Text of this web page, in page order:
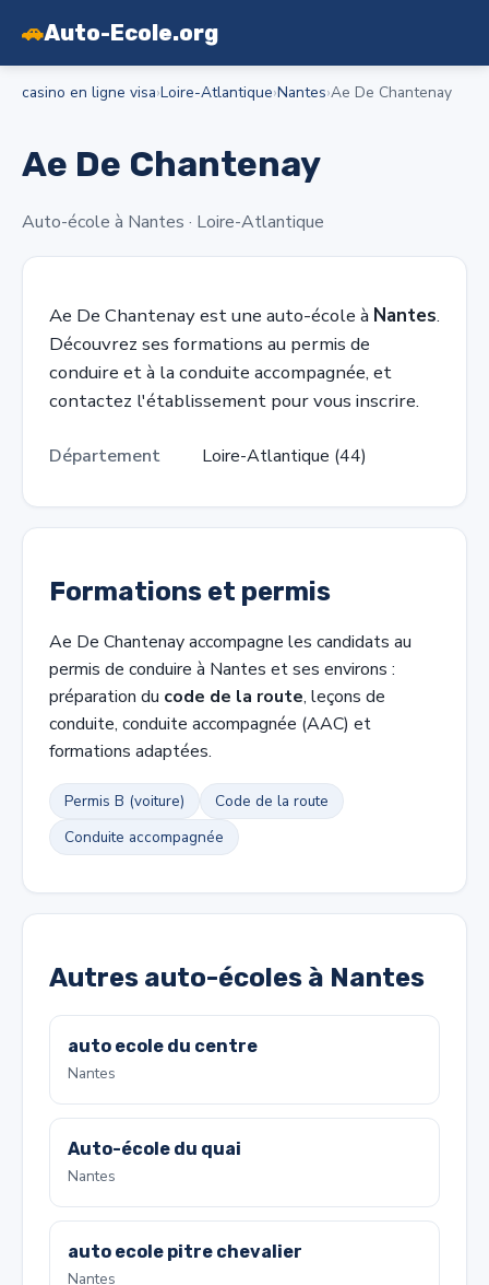
🚗Auto-Ecole.org
casino en ligne visa›Loire-Atlantique›Nantes›Ae De Chantenay
Ae De Chantenay
Auto-école à Nantes · Loire-Atlantique
Ae De Chantenay est une auto-école à Nantes.
Découvrez ses formations au permis de
conduire et à la conduite accompagnée, et
contactez l'établissement pour vous inscrire.
Département Loire-Atlantique (44)
Formations et permis
Ae De Chantenay accompagne les candidats au
permis de conduire à Nantes et ses environs :
préparation du code de la route, leçons de
conduite, conduite accompagnée (AAC) et
formations adaptées.
Permis B (voiture)
Code de la route
Conduite accompagnée
Autres auto-écoles à Nantes
auto ecole du centre
Nantes
Auto-école du quai
Nantes
auto ecole pitre chevalier
Nantes